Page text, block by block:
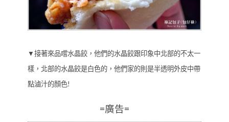
▼接著來品嚐水晶餃，他們的水晶餃跟印象中北部的不太一
樣，北部的水晶餃是白色的，他們家的則是半透明外皮中帶
點滷汁的顏色!
=廣告=